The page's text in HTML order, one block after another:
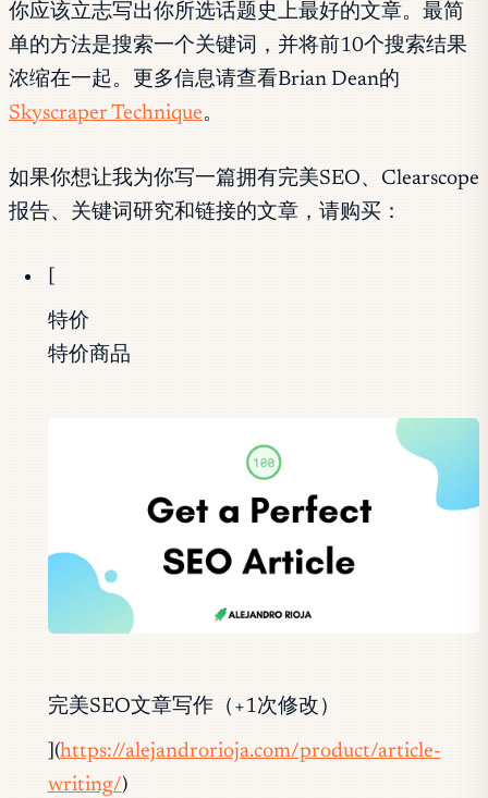
你应该立志写出你所选话题史上最好的文章。最简
单的方法是搜索一个关键词，并将前10个搜索结果
浓缩在一起。更多信息请查看Brian Dean的
Skyscraper Technique。
如果你想让我为你写一篇拥有完美SEO、Clearscope
报告、关键词研究和链接的文章，请购买：
特价
特价商品
完美SEO文章写作（+1次修改）
](https://alejandrorioja.com/product/article-
writing/)